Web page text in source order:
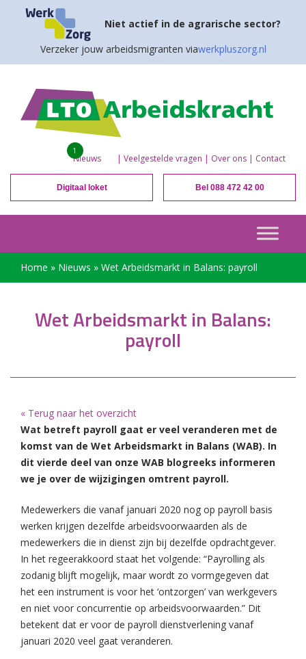
Niet actief in de agrarische sector?
Verzeker jouw arbeidsmigranten viawerkpluszorg.nl
Nieuws
1
| Veelgestelde vragen | Over ons | Contact
Digitaal loket Bel 088 472 42 00
Home » Nieuws » Wet Arbeidsmarkt in Balans: payroll
Wet Arbeidsmarkt in Balans:
payroll
« Terug naar het overzicht
Wat betreft payroll gaat er veel veranderen met de
komst van de Wet Arbeidsmarkt in Balans (WAB). In
dit vierde deel van onze WAB blogreeks informeren
we je over de wijzigingen omtrent payroll.
Medewerkers die vanaf januari 2020 nog op payroll basis
werken krijgen dezelfde arbeidsvoorwaarden als de
medewerkers die in dienst zijn bij dezelfde opdrachtgever.
In het regeerakkoord staat het volgende: “Payrolling als
zodanig blijft mogelijk, maar wordt zo vormgegeven dat
het een instrument is voor het ‘ontzorgen’ van werkgevers
en niet voor concurrentie op arbeidsvoorwaarden.” Dit
betekent dat er voor de payroll dienstverlening vanaf
januari 2020 veel gaat veranderen.